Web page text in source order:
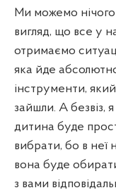
Ми можемо
вигляд, що все у
отримаємо
яка йде абсолютно
інструменти,
зайшли. А безвіз,
дитина буде
вибрати, бо в неї
вона буде
з вами